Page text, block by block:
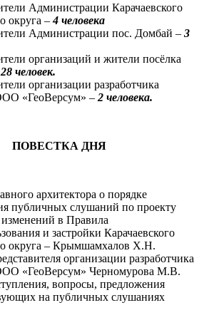
Администрации Карачаевского
округа –4 человека
Администрации пос. Домбай – 3
организаций и жители посёлка
28 человек.
организации разработчика
«ГеоВерсум» – 2 человека.
ПОВЕСТКА ДНЯ
архитектора о порядке
публичных слушаний по проекту
в Правила
и застройки Карачаевского
округа – Крымшамхалов Х.Н.
организации разработчика
«ГеоВерсум» Черномурова М.В.
вопросы, предложения
на публичных слушаниях